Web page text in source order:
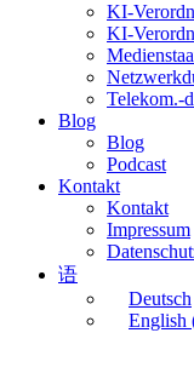
KI-
KI-
Telekom.-
Blog
Blog
Podcast
Kontakt
Kontakt
Impressum
语
Deutsch
English